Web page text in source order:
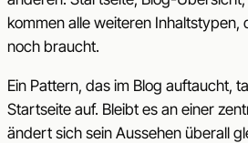
kommen alle weiteren Inhaltstypen,
noch braucht.
Ein Pattern, das im Blog auftaucht,
Startseite auf. Bleibt es an einer
ändert sich sein Aussehen überall